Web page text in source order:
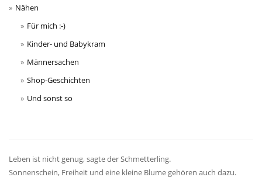
Nähen
Für mich :-)
Kinder- und Babykram
Männersachen
Shop-Geschichten
Und sonst so
Leben ist nicht genug, sagte der Schmetterling.
Sonnenschein, Freiheit und eine kleine Blume gehören auch dazu.